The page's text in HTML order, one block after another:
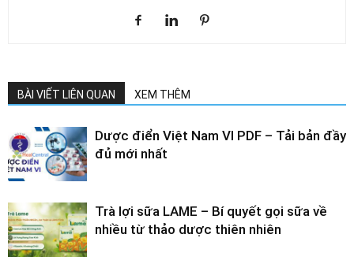
BÀI VIẾT LIÊN QUAN XEM THÊM
Dược điển Việt Nam VI PDF – Tải bản đầy
đủ mới nhất
Trà lợi sữa LAME – Bí quyết gọi sữa về
nhiều từ thảo dược thiên nhiên